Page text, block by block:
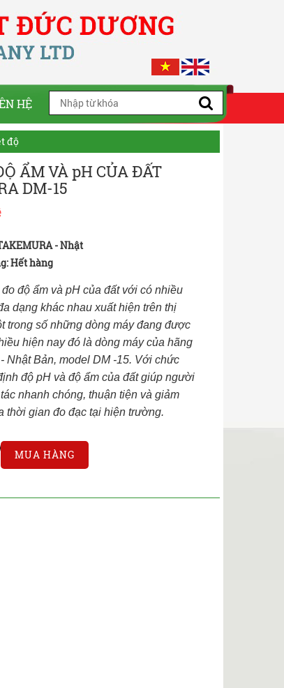
HỆ
độ
ẨM VÀ pH CỦA ĐẤT
DM-15
- Nhật
Hết hàng
độ ẩm và pH của đất với có nhiều
dạng khác nhau xuất hiện trên thị
trong số những dòng máy đang được
hiện nay đó là dòng máy của hãng
Nhật Bản, model DM -15. Với chức
độ pH và độ ẩm của đất giúp người
nhanh chóng, thuận tiện và giảm
thời gian đo đạc tại hiện trường.
MUA HÀNG